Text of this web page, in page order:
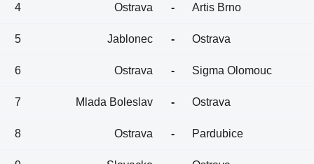
4 Ostrava - Artis Brno
5 Jablonec - Ostrava
6 Ostrava - Sigma Olomouc
7 Mlada Boleslav - Ostrava
8 Ostrava - Pardubice